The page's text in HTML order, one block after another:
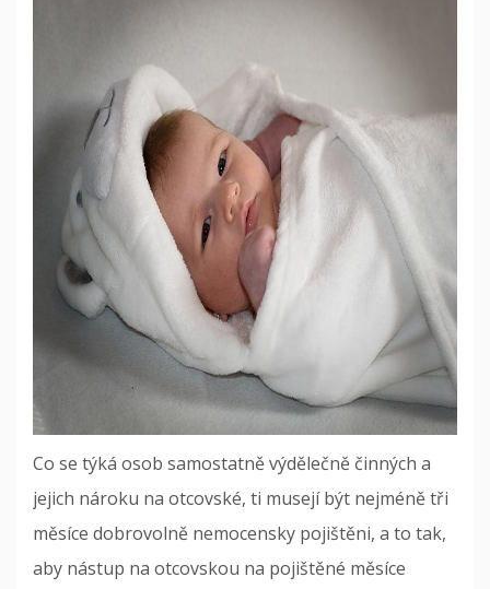
Co se týká osob samostatně výdělečně činných a
jejich nároku na otcovské, ti musejí být nejméně tři
měsíce dobrovolně nemocensky pojištěni, a to tak,
aby nástup na otcovskou na pojištěné měsíce